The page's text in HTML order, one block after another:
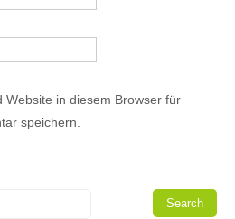
Website in diesem Browser für
speichern.